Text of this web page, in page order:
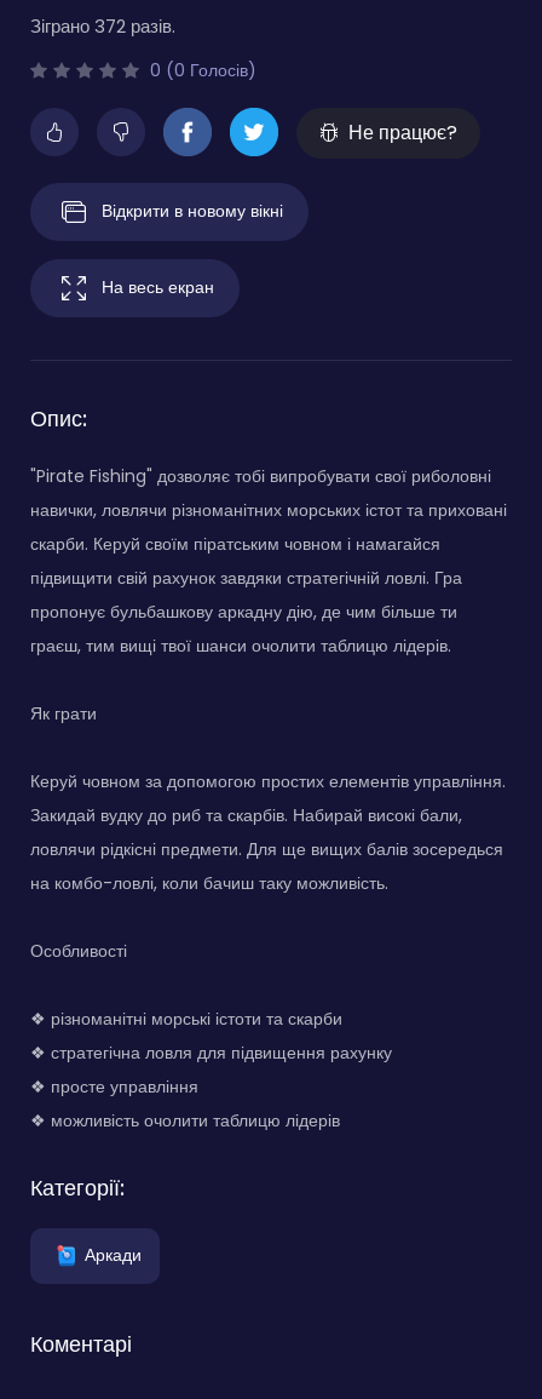
Зіграно 372 разів.
0 (0 Голосів)
Не працює?
Відкрити в новому вікні
На весь екран
Опис:
"Pirate Fishing" дозволяє тобі випробувати свої риболовні
навички, ловлячи різноманітних морських істот та приховані
скарби. Керуй своїм піратським човном і намагайся
підвищити свій рахунок завдяки стратегічній ловлі. Гра
пропонує бульбашкову аркадну дію, де чим більше ти
граєш, тим вищі твої шанси очолити таблицю лідерів.
Як грати
Керуй човном за допомогою простих елементів управління.
Закидай вудку до риб та скарбів. Набирай високі бали,
ловлячи рідкісні предмети. Для ще вищих балів зосередься
на комбо-ловлі, коли бачиш таку можливість.
Особливості
❖ різноманітні морські істоти та скарби
❖ стратегічна ловля для підвищення рахунку
❖ просте управління
❖ можливість очолити таблицю лідерів
Категорії:
Аркади
Коментарі